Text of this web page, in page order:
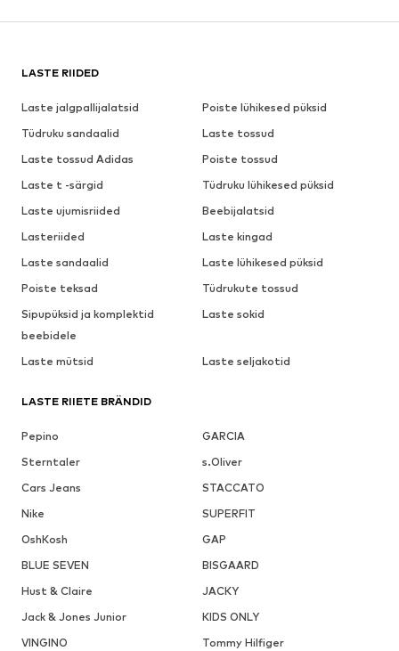
LASTE RIIDED
Laste jalgpallijalatsid
Poiste lühikesed püksid
Tüdruku sandaalid
Laste tossud
Laste tossud Adidas
Poiste tossud
Laste t -särgid
Tüdruku lühikesed püksid
Laste ujumisriided
Beebijalatsid
Lasteriided
Laste kingad
Laste sandaalid
Laste lühikesed püksid
Poiste teksad
Tüdrukute tossud
Sipupüksid ja komplektid
beebidele
Laste sokid
Laste mütsid Laste seljakotid
LASTE RIIETE BRÄNDID
Pepino
GARCIA
Sterntaler
s.Oliver
Cars Jeans
STACCATO
Nike
SUPERFIT
OshKosh
GAP
BLUE SEVEN
BISGAARD
Hust & Claire
JACKY
Jack & Jones Junior
KIDS ONLY
VINGINO
Tommy Hilfiger